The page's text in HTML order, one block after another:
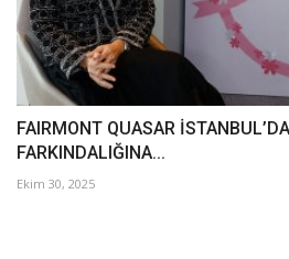
FAIRMONT QUASAR
FARKINDALIĞINA...
Ekim 30, 2025